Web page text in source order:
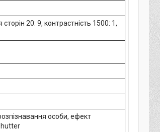
20: 9, контрастність 1500: 1,
особи, ефект